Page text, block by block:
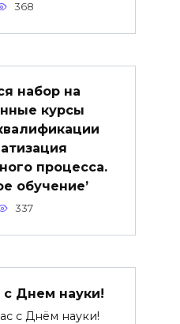
368
набор на
курсы
процесса.
обучение’
337
Днем науки!
с Днём науки!